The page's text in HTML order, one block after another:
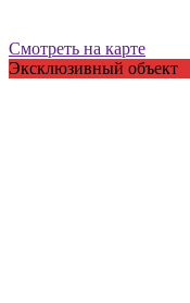
Смотреть на карте
Эксклюзивный объект